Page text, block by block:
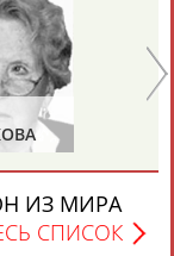
ИЗ МИРА
СПИСОК